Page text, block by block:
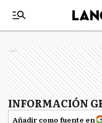
Ads
INFORMACIÓN
Añadir como fuente en